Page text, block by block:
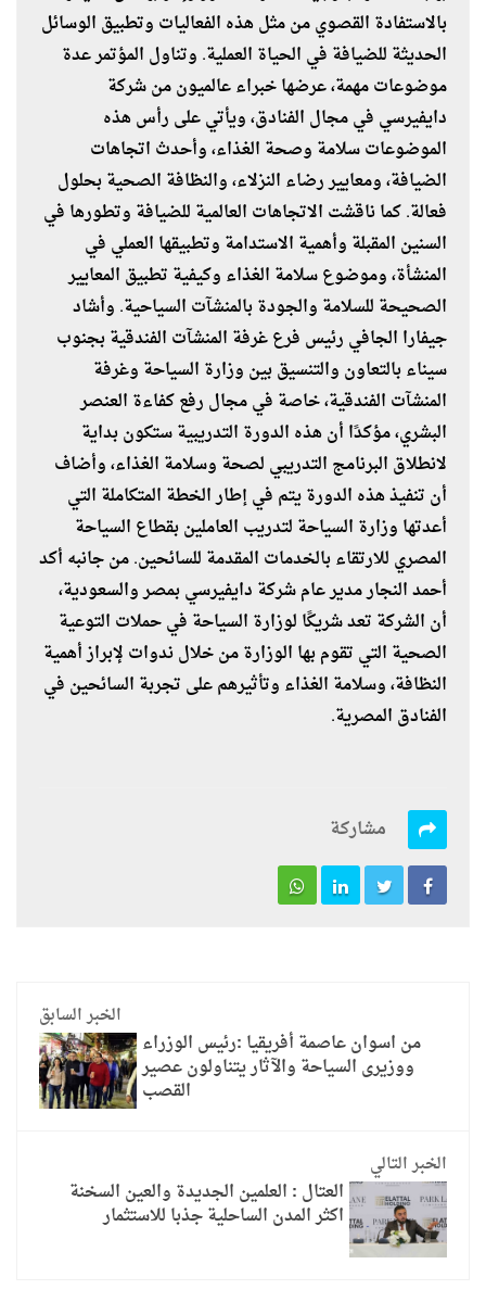
بالاستفادة القصوي من مثل هذه الفعاليات وتطبيق الوسائل
الحديثة للضيافة في الحياة العملية. وتناول المؤتمر عدة
موضوعات مهمة، عرضها خبراء عالميون من شركة
دايفيرسي في مجال الفنادق، ويأتي على رأس هذه
الموضوعات سلامة وصحة الغذاء، وأحدث اتجاهات
الضيافة، ومعايير رضاء النزلاء، والنظافة الصحية بحلول
فعالة. كما ناقشت الاتجاهات العالمية للضيافة وتطورها في
السنين المقبلة وأهمية الاستدامة وتطبيقها العملي في
المنشأة، وموضوع سلامة الغذاء وكيفية تطبيق المعايير
الصحيحة للسلامة والجودة بالمنشآت السياحية. وأشاد
جيفارا الجافي رئيس فرع غرفة المنشآت الفندقية بجنوب
سيناء بالتعاون والتنسيق بين وزارة السياحة وغرفة
المنشآت الفندقية، خاصة في مجال رفع كفاءة العنصر
البشري، مؤكدًا أن هذه الدورة التدريبية ستكون بداية
لانطلاق البرنامج التدريبي لصحة وسلامة الغذاء، وأضاف
أن تنفيذ هذه الدورة يتم في إطار الخطة المتكاملة التي
أعدتها وزارة السياحة لتدريب العاملين بقطاع السياحة
المصري للارتقاء بالخدمات المقدمة للسائحين. من جانبه أكد
أحمد النجار مدير عام شركة دايفيرسي بمصر والسعودية،
أن الشركة تعد شريكًا لوزارة السياحة في حملات التوعية
الصحية التي تقوم بها الوزارة من خلال ندوات لإبراز أهمية
النظافة، وسلامة الغذاء وتأثيرهم على تجربة السائحين في
الفنادق المصرية.
مشاركة
الخبر السابق
من اسوان عاصمة أفريقيا :رئيس الوزراء
ووزيرى السياحة والآثار يتناولون عصير
القصب
الخبر التالي
العتال : العلمين الجديدة والعين السخنة
اكثر المدن الساحلية جذبا للاستثمار